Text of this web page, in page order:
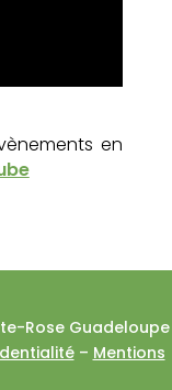
en
Rose Guadeloupe
– Mentions